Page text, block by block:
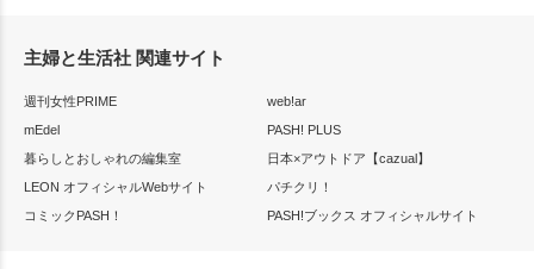
主婦と生活社 関連サイト
週刊女性PRIME
web!ar
mEdel
PASH! PLUS
暮らしとおしゃれの編集室
日本×アウトドア【cazual】
LEON オフィシャルWebサイト
パチクリ！
コミックPASH！
PASH!ブックス オフィシャルサイト